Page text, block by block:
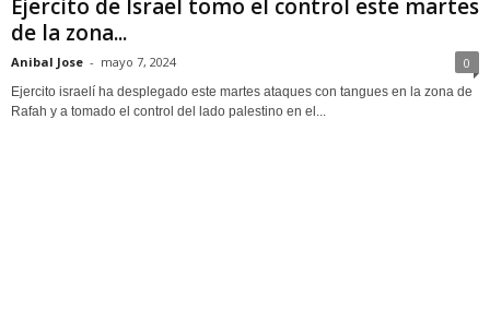
Ejercito de Israel tomo el control este martes
de la zona...
Anibal Jose - mayo 7, 2024 0
Ejercito israelí ha desplegado este martes ataques con tangues en la zona de
Rafah y a tomado el control del lado palestino en el...